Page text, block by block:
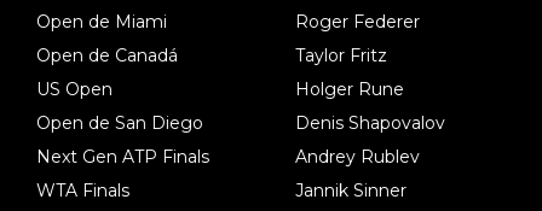
Open de Miami
Open de Canadá
US Open
Open de San Diego
Next Gen ATP Finals
WTA Finals
Roger Federer
Taylor Fritz
Holger Rune
Denis Shapovalov
Andrey Rublev
Jannik Sinner